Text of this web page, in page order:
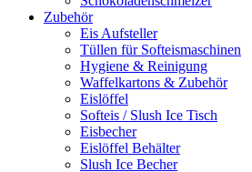
Zubehör
Eis Aufsteller
Tüllen für Softeismaschinen
Hygiene & Reinigung
Waffelkartons & Zubehör
Eislöffel
Softeis / Slush Ice Tisch
Eisbecher
Eislöffel Behälter
Slush Ice Becher